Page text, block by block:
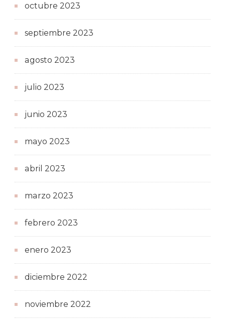
octubre 2023
septiembre 2023
agosto 2023
julio 2023
junio 2023
mayo 2023
abril 2023
marzo 2023
febrero 2023
enero 2023
diciembre 2022
noviembre 2022